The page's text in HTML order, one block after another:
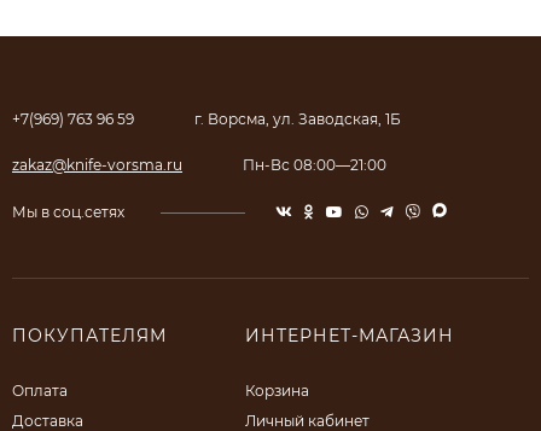
+7(969) 763 96 59 г. Ворсма, ул. Заводская, 1Б
zakaz@knife-vorsma.ru Пн-Вс 08:00—21:00
Мы в соц.сетях
ПОКУПАТЕЛЯМ
Оплата
Доставка
ИНТЕРНЕТ-МАГАЗИН
Корзина
Личный кабинет